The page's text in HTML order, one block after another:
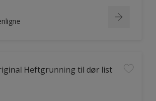
Heftgrunning til dør list